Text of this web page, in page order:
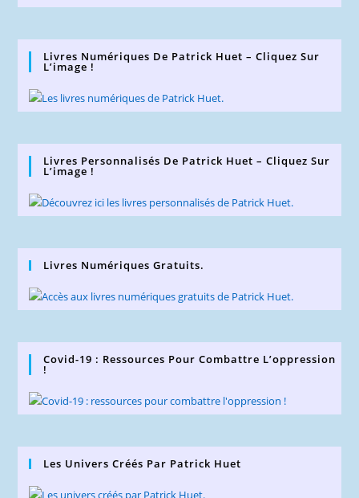
Livres Numériques De Patrick Huet – Cliquez Sur
L’image !
Livres Personnalisés De Patrick Huet – Cliquez Sur
L’image !
Livres Numériques Gratuits.
Covid-19 : Ressources Pour Combattre L’oppression
!
Les Univers Créés Par Patrick Huet